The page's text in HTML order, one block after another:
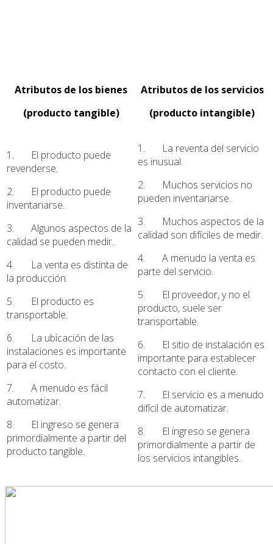
Atributos de los bienes
(producto tangible)
Atributos de los servicios
(producto intangible)
1. El producto puede
revenderse.
2. El producto puede
inventariarse.
3. Algunos aspectos de la
calidad se pueden medir.
4. La venta es distinta de
la producción.
5. El producto es
transportable.
6. La ubicación de las
instalaciones es importante
para el costo.
7. A menudo es fácil
automatizar.
8. El ingreso se genera
primordialmente a partir del
producto tangible.
1. La reventa del servicio
es inusual.
2. Muchos servicios no
pueden inventariarse.
3. Muchos aspectos de la
calidad son difíciles de medir.
4. A menudo la venta es
parte del servicio.
5. El proveedor, y no el
producto, suele ser
transportable.
6. El sitio de instalación es
importante para establecer
contacto con el cliente.
7. El servicio es a menudo
difícil de automatizar.
8. El ingreso se genera
primordialmente a partir de
los servicios intangibles.